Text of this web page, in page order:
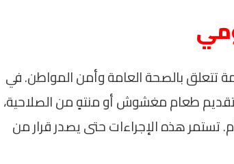
تتعلق بالصحة العامة وأمن المواطن. في
طعام مغشوش أو منتهٍ من الصلاحية،
هذه الإجراءات حتى يصدر قرار من